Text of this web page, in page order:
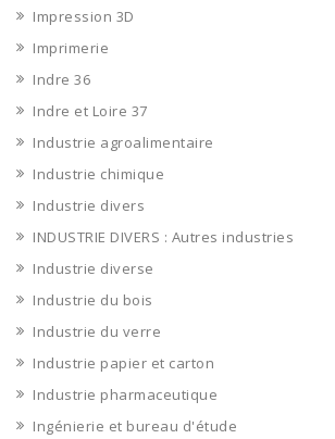
Impression 3D
Imprimerie
Indre 36
Indre et Loire 37
Industrie agroalimentaire
Industrie chimique
Industrie divers
INDUSTRIE DIVERS : Autres industries
Industrie diverse
Industrie du bois
Industrie du verre
Industrie papier et carton
Industrie pharmaceutique
Ingénierie et bureau d'étude